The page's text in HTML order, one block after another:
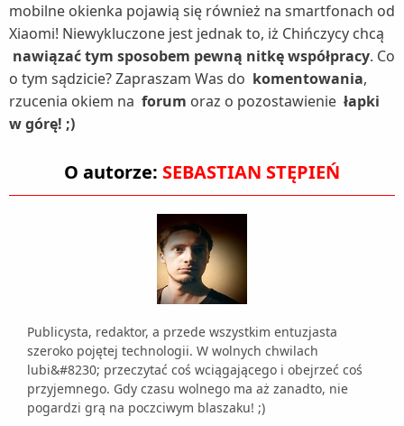
mobilne okienka pojawią się również na smartfonach od
Xiaomi! Niewykluczone jest jednak to, iż Chińczycy chcą
nawiązać tym sposobem pewną nitkę współpracy. Co
o tym sądzicie? Zapraszam Was do komentowania,
rzucenia okiem na forum oraz o pozostawienie łapki
w górę! ;)
O autorze: SEBASTIAN STĘPIEŃ
Publicysta, redaktor, a przede wszystkim entuzjasta
szeroko pojętej technologii. W wolnych chwilach
lubi&#8230; przeczytać coś wciągającego i obejrzeć coś
przyjemnego. Gdy czasu wolnego ma aż zanadto, nie
pogardzi grą na poczciwym blaszaku! ;)